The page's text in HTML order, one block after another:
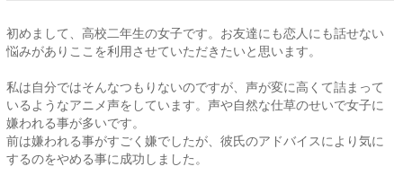
初めまして、高校二年生の女子です。お友達にも恋人にも話せない
悩みがありここを利用させていただきたいと思います。
私は自分ではそんなつもりないのですが、声が変に高くて詰まって
いるようなアニメ声をしています。声や自然な仕草のせいで女子に
嫌われる事が多いです。
前は嫌われる事がすごく嫌でしたが、彼氏のアドバイスにより気に
するのをやめる事に成功しました。